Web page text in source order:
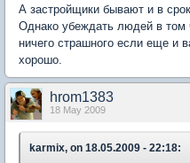
А застройщики бывают и в
Однако убеждать людей в том
ничего страшного если еще и
хорошо.
hrom1383
18 May 2009
karmix, on 18.05.2009 - 22:18: